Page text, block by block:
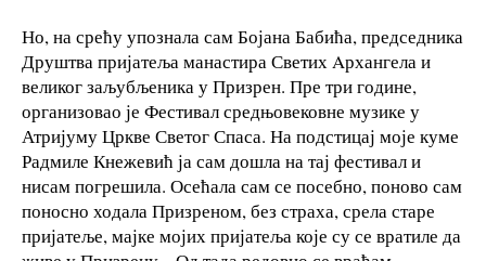
Но, на срећу упознала сам Бојана Бабића, председника
Друштва пријатеља манастира Светих Aрхангела и
великог заљубљеника у Призрен. Пре три године,
организовао је Фестивал средњовековне музике у
Атријуму Цркве Светог Спаса. На подстицај моје куме
Радмиле Кнежевић ја сам дошла на тај фестивал и
нисам погрешила. Осећала сам се посебно, поново сам
поносно ходала Призреном, без страха, срела старе
пријатеље, мајке мојих пријатеља које су се вратиле да